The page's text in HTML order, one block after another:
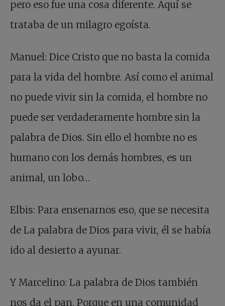
pero eso fue una cosa diferente. Aquí se
trataba de un milagro egoísta.
Manuel: Dice Cristo que no basta la comida
para la vida del hombre. Así como el animal
no puede vivir sin la comida, el hombre no
puede ser verdaderamente hombre sin la
palabra de Dios. Sin ello el hombre no es
humano con los demás hombres, es un
animal, un lobo…
Elbis: Para ensenarnos eso, que se necesita
de La palabra de Dios para vivir, él se había
ido al desierto a ayunar.
Y Marcelino: La palabra de Dios también
nos da el pan. Porque en una comunidad